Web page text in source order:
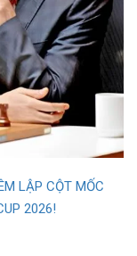
LẬP CỘT MỐC
2026!